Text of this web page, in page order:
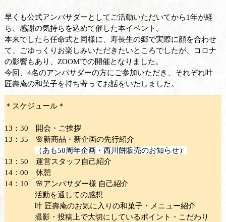
早くも公式アンバサダーとしてご活動いただいてから1年が経
ち、感謝の気持ちを込めて催した本イベント。
本来でしたら任命式と同様に、寿長生の郷で実際に顔を合わせ
て、ごゆっくりお楽しみいただきたいところでしたが、コロナ
の影響もあり、ZOOMでの開催となりました。
今回、4名のアンバサダーの方にご参加いただき、それぞれ叶
匠壽庵の和菓子を持ち寄ってお話をいたしました。
＊スケジュール＊
13：30 開会・ご挨拶
13：35 🌸新商品・新企画の先行紹介
（あも50周年企画・西川餅販売のお知らせ）
13：50 運営スタッフ自己紹介
14：00 休憩
14：10 🌸アンバサダー様 自己紹介
活動を通しての感想
叶 匠壽庵のお気に入りの和菓子・メニュー紹介
撮影・投稿上で大切にしているポイント・こだわり